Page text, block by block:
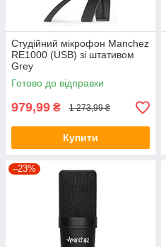
Студійний мікрофон Manchez
RE1000 (USB) зі штативом
Grey
Готово до відправки
979,99 ₴ 1 273,99 ₴
Купити
–23%